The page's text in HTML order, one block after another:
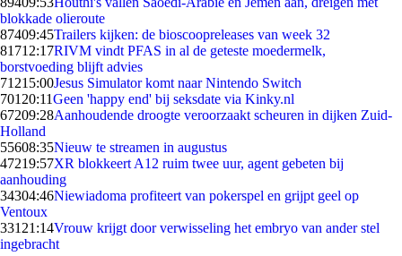
blokkade olieroute
87409:45Trailers kijken: de bioscoopreleases van week 32
81712:17RIVM vindt PFAS in al de geteste moedermelk,
borstvoeding blijft advies
71215:00Jesus Simulator komt naar Nintendo Switch
701 20:11Geen 'happy end' bij seksdate via Kinky.nl
67209:28Aanhoudende droogte veroorzaakt scheuren in dijken Zuid-
Holland
55608:35Nieuw te streamen in augustus
47219:57XR blokkeert A12 ruim twee uur, agent gebeten bij
aanhouding
34304:46Niewiadoma profiteert van pokerspel en grijpt geel op
Ventoux
331 21:14Vrouw krijgt door verwisseling het embryo van ander stel
ingebracht